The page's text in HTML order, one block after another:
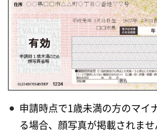
申請時点で1歳未満の方のマイ
る場合、顔写真が掲載されませ